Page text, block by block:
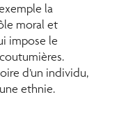
la
moral et
impose le
d’un individu,
ethnie.